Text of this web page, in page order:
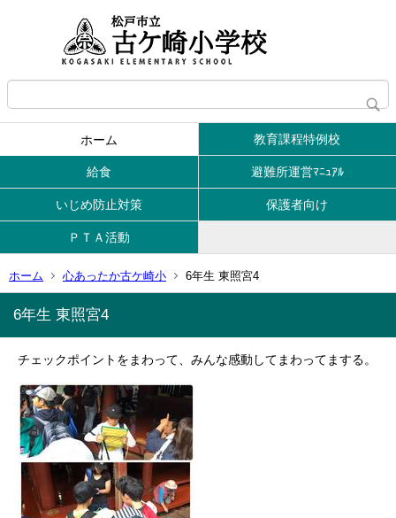
ホーム 教育課程特例校
給食 避難所運営ﾏﾆｭｱﾙ
いじめ防止対策 保護者向け
ＰＴＡ活動
ホーム 心あったか古ケ崎小 6年生 東照宮4
6年生 東照宮4
チェックポイントをまわって、みんな感動してまわってまする。